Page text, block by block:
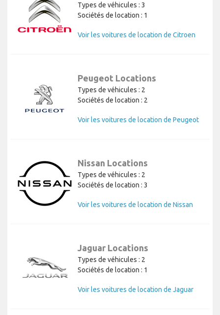
Types de véhicules : 3
Sociétés de location : 1
Voir les voitures de location de Citroen
Peugeot Locations
Types de véhicules : 2
Sociétés de location : 2
Voir les voitures de location de Peugeot
Nissan Locations
Types de véhicules : 2
Sociétés de location : 3
Voir les voitures de location de Nissan
Jaguar Locations
Types de véhicules : 2
Sociétés de location : 1
Voir les voitures de location de Jaguar